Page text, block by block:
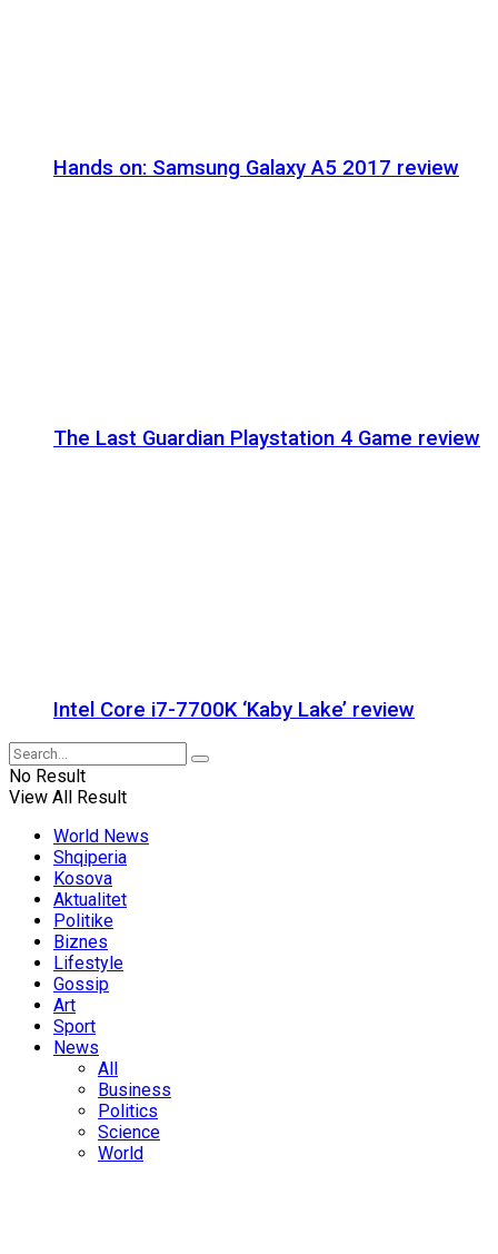
Hands on: Samsung Galaxy A5 2017 review
The Last Guardian Playstation 4 Game review
Intel Core i7-7700K ‘Kaby Lake’ review
No Result
View All Result
World News
Shqiperia
Kosova
Aktualitet
Politike
Biznes
Lifestyle
Gossip
Art
Sport
News
All
Business
Politics
Science
World